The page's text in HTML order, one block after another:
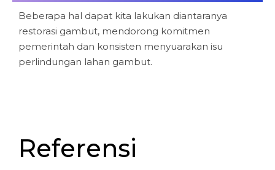
Beberapa hal dapat kita lakukan diantaranya
restorasi gambut, mendorong komitmen
pemerintah dan konsisten menyuarakan isu
perlindungan lahan gambut.
Referensi